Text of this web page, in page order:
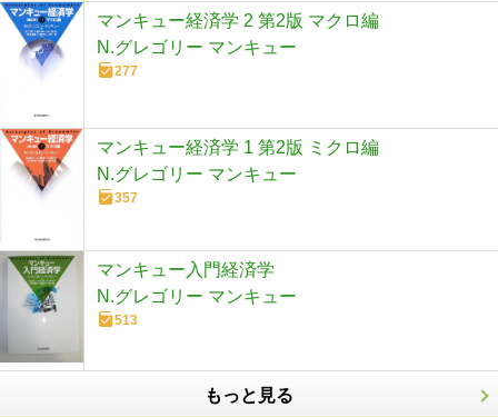
マンキュー経済学 2 第2版 マクロ編
N.グレゴリー マンキュー
277
マンキュー経済学 1 第2版 ミクロ編
N.グレゴリー マンキュー
357
マンキュー入門経済学
N.グレゴリー マンキュー
513
もっと見る